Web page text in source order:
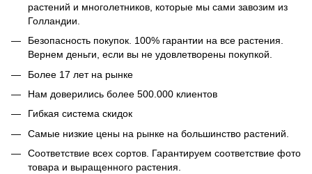
растений и многолетников, которые мы сами завозим из
Голландии.
Безопасность покупок. 100% гарантии на все растения.
Вернем деньги, если вы не удовлетворены покупкой.
Более 17 лет на рынке
Нам доверились более 500.000 клиентов
Гибкая система скидок
Самые низкие цены на рынке на большинство растений.
Соответствие всех сортов. Гарантируем соответствие фото
товара и выращенного растения.